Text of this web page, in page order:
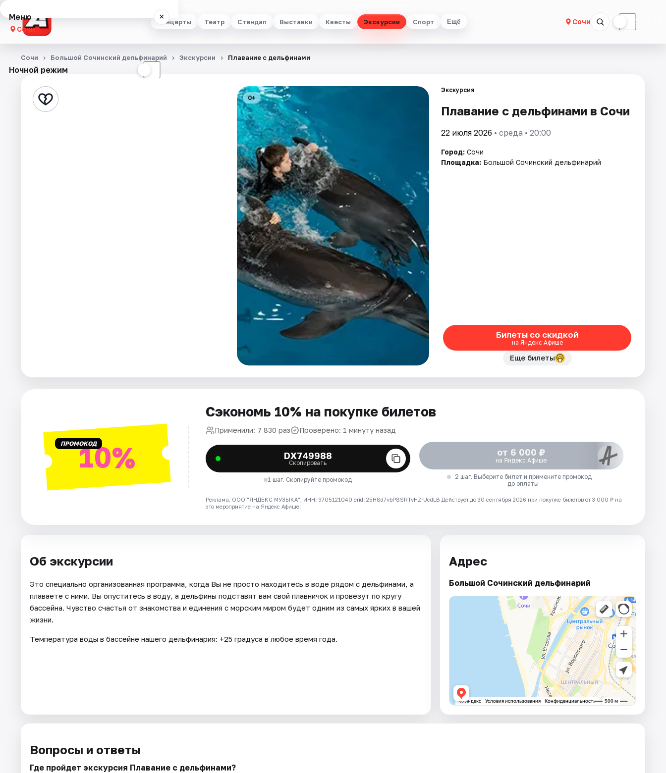
Концерты Театр Стендап Выставки Квесты Экскурсии Спорт Ещё Сочи ☾
Меню ×
Сочи
Концерты
Стендап
Ночной режим ☾
Сочи Большой Сочинский дельфинарий Экскурсии Плавание с дельфинами
0+
Экскурсия
Плавание с дельфинами в Сочи
22 июля 2026 • среда • 20:00
Город: Сочи
Площадка: Большой Сочинский дельфинарий
Билеты со скидкой
на Яндекс Афише
Еще билеты
ПРОМОКОД10%
Сэкономь 10% на покупке билетов
Применили: 7 830 раз Проверено: 1 минуту назад
DX749988
Скопировать
1 шаг. Скопируйте промокод
от 6 000 ₽
на Яндекс Афише
2 шаг. Выберите билет и примените промокод
до оплаты
Реклама. ООО "ЯНДЕКС МУЗЫКА", ИНН: 9705121040 erid: 25H8d7vbP8SRTvHZrUcdLB Действует до 30 сентября 2026 при покупке билетов от 3 000 ₽ на
это мероприятие на Яндекс Афише!
Об экскурсии
Это специально организованная программа, когда Вы не просто находитесь в воде рядом с дельфинами, а
плаваете с ними. Вы опуститесь в воду, а дельфины подставят вам свой плавничок и провезут по кругу
бассейна. Чувство счастья от знакомства и единения с морским миром будет одним из самых ярких в вашей
жизни.
Температура воды в бассейне нашего дельфинария: +25 градуса в любое время года.
Адрес
Большой Сочинский дельфинарий
Вопросы и ответы
Где пройдет экскурсия Плавание с дельфинами?